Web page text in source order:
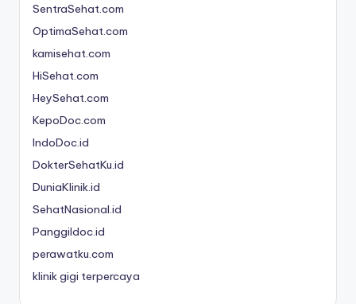
SentraSehat.com
OptimaSehat.com
kamisehat.com
HiSehat.com
HeySehat.com
KepoDoc.com
IndoDoc.id
DokterSehatKu.id
DuniaKlinik.id
SehatNasional.id
Panggildoc.id
perawatku.com
klinik gigi terpercaya